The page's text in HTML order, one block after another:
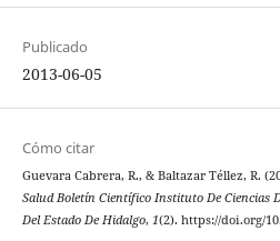
Publicado
2013-06-05
Cómo citar
Guevara Cabrera, R., & Baltazar Téllez, R.
Salud Boletín Científico Instituto De Ciencias
Del Estado De Hidalgo, 1(2). https://doi.org/